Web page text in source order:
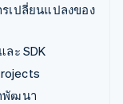
เปลี่ยนแปลงของ
ละ SDK
พัฒนา